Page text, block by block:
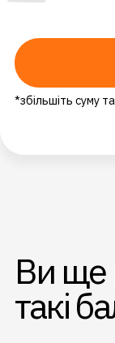
*збільшіть суму
Ви ще
такі